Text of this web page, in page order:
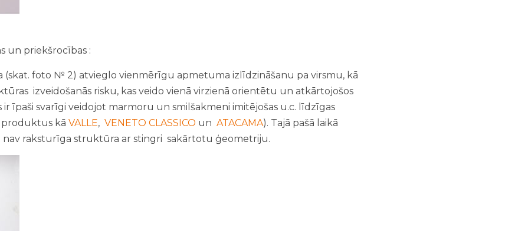
un priekšrocības :
(skat. foto № 2) atvieglo vienmērīgu apmetuma izlīdzināšanu pa virsmu, kā
izveidošanās risku, kas veido vienā virzienā orientētu un atkārtojošos
īpaši svarīgi veidojot marmoru un smilšakmeni imitējošas u.c. līdzīgas
produktus kā VALLE, VENETO CLASSICO un ATACAMA). Tajā pašā laikā
raksturīga struktūra ar stingri sakārtotu ģeometriju.